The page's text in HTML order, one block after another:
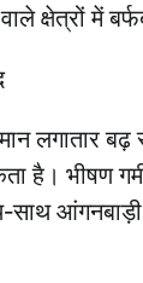
क्षेत्रों में
लगातार
है। भीषण